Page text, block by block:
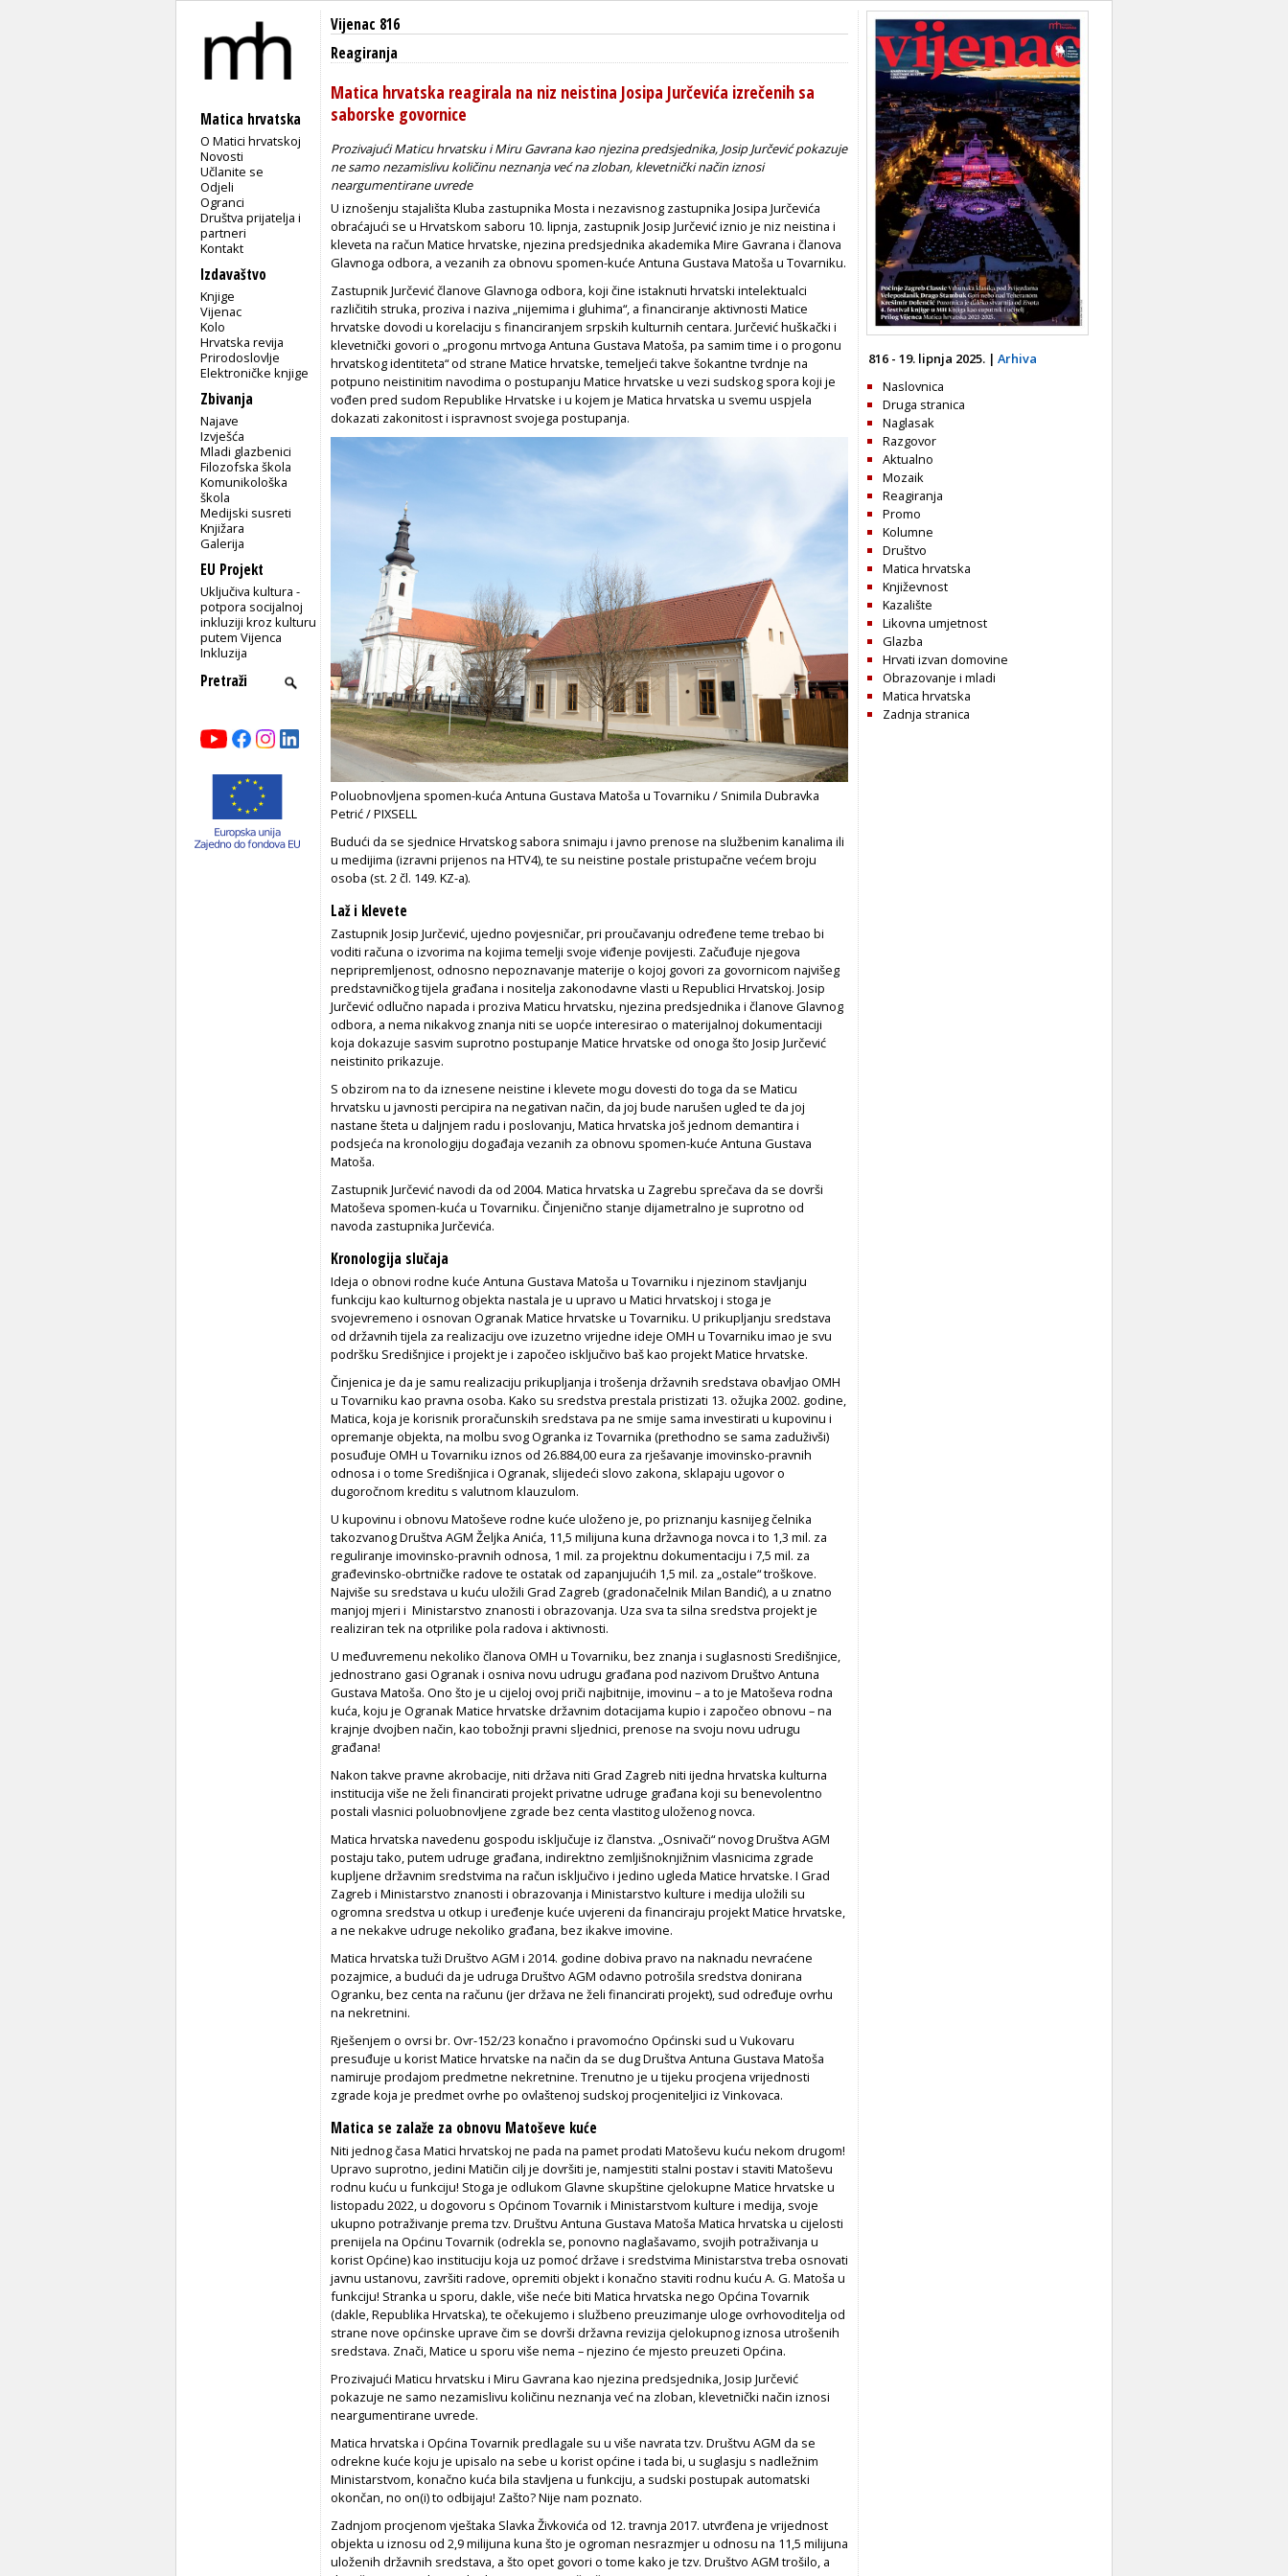
Matica hrvatska
O Matici hrvatskoj
Novosti
Učlanite se
Odjeli
Ogranci
Društva prijatelja i
partneri
Kontakt
Izdavaštvo
Knjige
Vijenac
Kolo
Hrvatska revija
Prirodoslovlje
Elektroničke knjige
Zbivanja
Najave
Izvješća
Mladi glazbenici
Filozofska škola
Komunikološka
škola
Medijski susreti
Knjižara
Galerija
EU Projekt
Uključiva kultura -
potpora socijalnoj
inkluziji kroz kulturu
putem Vijenca
Inkluzija
Vijenac 816
Reagiranja
Matica hrvatska reagirala na niz neistina Josipa Jurčevića izrečenih sa
saborske govornice
Prozivajući Maticu hrvatsku i Miru Gavrana kao njezina predsjednika, Josip Jurčević pokazuje
ne samo nezamislivu količinu neznanja već na zloban, klevetnički način iznosi
neargumentirane uvrede
U iznošenju stajališta Kluba zastupnika Mosta i nezavisnog zastupnika Josipa Jurčevića
obraćajući se u Hrvatskom saboru 10. lipnja, zastupnik Josip Jurčević iznio je niz neistina i
kleveta na račun Matice hrvatske, njezina predsjednika akademika Mire Gavrana i članova
Glavnoga odbora, a vezanih za obnovu spomen-kuće Antuna Gustava Matoša u Tovarniku.
Zastupnik Jurčević članove Glavnoga odbora, koji čine istaknuti hrvatski intelektualci
različitih struka, proziva i naziva „nijemima i gluhima“, a financiranje aktivnosti Matice
hrvatske dovodi u korelaciju s financiranjem srpskih kulturnih centara. Jurčević huškački i
klevetnički govori o „progonu mrtvoga Antuna Gustava Matoša, pa samim time i o progonu
hrvatskog identiteta“ od strane Matice hrvatske, temeljeći takve šokantne tvrdnje na
potpuno neistinitim navodima o postupanju Matice hrvatske u vezi sudskog spora koji je
vođen pred sudom Republike Hrvatske i u kojem je Matica hrvatska u svemu uspjela
dokazati zakonitost i ispravnost svojega postupanja.
Poluobnovljena spomen-kuća Antuna Gustava Matoša u Tovarniku / Snimila Dubravka
Petrić / PIXSELL
Budući da se sjednice Hrvatskog sabora snimaju i javno prenose na službenim kanalima ili
u medijima (izravni prijenos na HTV4), te su neistine postale pristupačne većem broju
osoba (st. 2 čl. 149. KZ-a).
Laž i klevete
Zastupnik Josip Jurčević, ujedno povjesničar, pri proučavanju određene teme trebao bi
voditi računa o izvorima na kojima temelji svoje viđenje povijesti. Začuđuje njegova
nepripremljenost, odnosno nepoznavanje materije o kojoj govori za govornicom najvišeg
predstavničkog tijela građana i nositelja zakonodavne vlasti u Republici Hrvatskoj. Josip
Jurčević odlučno napada i proziva Maticu hrvatsku, njezina predsjednika i članove Glavnog
odbora, a nema nikakvog znanja niti se uopće interesirao o materijalnoj dokumentaciji
koja dokazuje sasvim suprotno postupanje Matice hrvatske od onoga što Josip Jurčević
neistinito prikazuje.
S obzirom na to da iznesene neistine i klevete mogu dovesti do toga da se Maticu
hrvatsku u javnosti percipira na negativan način, da joj bude narušen ugled te da joj
nastane šteta u daljnjem radu i poslovanju, Matica hrvatska još jednom demantira i
podsjeća na kronologiju događaja vezanih za obnovu spomen-kuće Antuna Gustava
Matoša.
Zastupnik Jurčević navodi da od 2004. Matica hrvatska u Zagrebu sprečava da se dovrši
Matoševa spomen-kuća u Tovarniku. Činjenično stanje dijametralno je suprotno od
navoda zastupnika Jurčevića.
Kronologija slučaja
Ideja o obnovi rodne kuće Antuna Gustava Matoša u Tovarniku i njezinom stavljanju
funkciju kao kulturnog objekta nastala je u upravo u Matici hrvatskoj i stoga je
svojevremeno i osnovan Ogranak Matice hrvatske u Tovarniku. U prikupljanju sredstava
od državnih tijela za realizaciju ove izuzetno vrijedne ideje OMH u Tovarniku imao je svu
podršku Središnjice i projekt je i započeo isključivo baš kao projekt Matice hrvatske.
Činjenica je da je samu realizaciju prikupljanja i trošenja državnih sredstava obavljao OMH
u Tovarniku kao pravna osoba. Kako su sredstva prestala pristizati 13. ožujka 2002. godine,
Matica, koja je korisnik proračunskih sredstava pa ne smije sama investirati u kupovinu i
opremanje objekta, na molbu svog Ogranka iz Tovarnika (prethodno se sama zaduživši)
posuđuje OMH u Tovarniku iznos od 26.884,00 eura za rješavanje imovinsko-pravnih
odnosa i o tome Središnjica i Ogranak, slijedeći slovo zakona, sklapaju ugovor o
dugoročnom kreditu s valutnom klauzulom.
U kupovinu i obnovu Matoševe rodne kuće uloženo je, po priznanju kasnijeg čelnika
takozvanog Društva AGM Željka Anića, 11,5 milijuna kuna državnoga novca i to 1,3 mil. za
reguliranje imovinsko-pravnih odnosa, 1 mil. za projektnu dokumentaciju i 7,5 mil. za
građevinsko-obrtničke radove te ostatak od zapanjujućih 1,5 mil. za „ostale“ troškove.
Najviše su sredstava u kuću uložili Grad Zagreb (gradonačelnik Milan Bandić), a u znatno
manjoj mjeri i Ministarstvo znanosti i obrazovanja. Uza sva ta silna sredstva projekt je
realiziran tek na otprilike pola radova i aktivnosti.
U međuvremenu nekoliko članova OMH u Tovarniku, bez znanja i suglasnosti Središnjice,
jednostrano gasi Ogranak i osniva novu udrugu građana pod nazivom Društvo Antuna
Gustava Matoša. Ono što je u cijeloj ovoj priči najbitnije, imovinu – a to je Matoševa rodna
kuća, koju je Ogranak Matice hrvatske državnim dotacijama kupio i započeo obnovu – na
krajnje dvojben način, kao tobožnji pravni sljednici, prenose na svoju novu udrugu
građana!
Nakon takve pravne akrobacije, niti država niti Grad Zagreb niti ijedna hrvatska kulturna
institucija više ne želi financirati projekt privatne udruge građana koji su benevolentno
postali vlasnici poluobnovljene zgrade bez centa vlastitog uloženog novca.
Matica hrvatska navedenu gospodu isključuje iz članstva. „Osnivači“ novog Društva AGM
postaju tako, putem udruge građana, indirektno zemljišnoknjižnim vlasnicima zgrade
kupljene državnim sredstvima na račun isključivo i jedino ugleda Matice hrvatske. I Grad
Zagreb i Ministarstvo znanosti i obrazovanja i Ministarstvo kulture i medija uložili su
ogromna sredstva u otkup i uređenje kuće uvjereni da financiraju projekt Matice hrvatske,
a ne nekakve udruge nekoliko građana, bez ikakve imovine.
Matica hrvatska tuži Društvo AGM i 2014. godine dobiva pravo na naknadu nevraćene
pozajmice, a budući da je udruga Društvo AGM odavno potrošila sredstva donirana
Ogranku, bez centa na računu (jer država ne želi financirati projekt), sud određuje ovrhu
na nekretnini.
Rješenjem o ovrsi br. Ovr-152/23 konačno i pravomoćno Općinski sud u Vukovaru
presuđuje u korist Matice hrvatske na način da se dug Društva Antuna Gustava Matoša
namiruje prodajom predmetne nekretnine. Trenutno je u tijeku procjena vrijednosti
zgrade koja je predmet ovrhe po ovlaštenoj sudskoj procjeniteljici iz Vinkovaca.
Matica se zalaže za obnovu Matoševe kuće
Niti jednog časa Matici hrvatskoj ne pada na pamet prodati Matoševu kuću nekom drugom!
Upravo suprotno, jedini Matičin cilj je dovršiti je, namjestiti stalni postav i staviti Matoševu
rodnu kuću u funkciju! Stoga je odlukom Glavne skupštine cjelokupne Matice hrvatske u
listopadu 2022, u dogovoru s Općinom Tovarnik i Ministarstvom kulture i medija, svoje
ukupno potraživanje prema tzv. Društvu Antuna Gustava Matoša Matica hrvatska u cijelosti
prenijela na Općinu Tovarnik (odrekla se, ponovno naglašavamo, svojih potraživanja u
korist Općine) kao instituciju koja uz pomoć države i sredstvima Ministarstva treba osnovati
javnu ustanovu, završiti radove, opremiti objekt i konačno staviti rodnu kuću A. G. Matoša u
funkciju! Stranka u sporu, dakle, više neće biti Matica hrvatska nego Općina Tovarnik
(dakle, Republika Hrvatska), te očekujemo i službeno preuzimanje uloge ovrhovoditelja od
strane nove općinske uprave čim se dovrši državna revizija cjelokupnog iznosa utrošenih
sredstava. Znači, Matice u sporu više nema – njezino će mjesto preuzeti Općina.
Prozivajući Maticu hrvatsku i Miru Gavrana kao njezina predsjednika, Josip Jurčević
pokazuje ne samo nezamislivu količinu neznanja već na zloban, klevetnički način iznosi
neargumentirane uvrede.
Matica hrvatska i Općina Tovarnik predlagale su u više navrata tzv. Društvu AGM da se
odrekne kuće koju je upisalo na sebe u korist općine i tada bi, u suglasju s nadležnim
Ministarstvom, konačno kuća bila stavljena u funkciju, a sudski postupak automatski
okončan, no on(i) to odbijaju! Zašto? Nije nam poznato.
Zadnjom procjenom vještaka Slavka Živkovića od 12. travnja 2017. utvrđena je vrijednost
objekta u iznosu od 2,9 milijuna kuna što je ogroman nesrazmjer u odnosu na 11,5 milijuna
uloženih državnih sredstava, a što opet govori o tome kako je tzv. Društvo AGM trošilo, a
816 - 19. lipnja 2025. | Arhiva
Naslovnica
Druga stranica
Naglasak
Razgovor
Aktualno
Mozaik
Reagiranja
Promo
Kolumne
Društvo
Matica hrvatska
Književnost
Kazalište
Likovna umjetnost
Glazba
Hrvati izvan domovine
Obrazovanje i mladi
Matica hrvatska
Zadnja stranica